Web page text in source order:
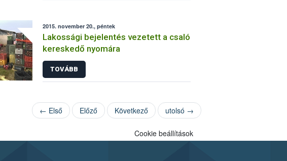
2015. november 20., péntek
Lakossági bejelentés vezetett a csaló
kereskedő nyomára
TOVÁBB
← Első Előző Következő utolsó →
Cookie beállítások